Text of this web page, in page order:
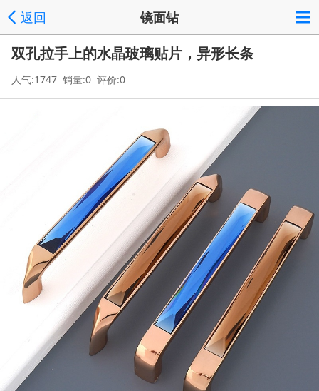
返回 镜面钻
双孔拉手上的水晶玻璃贴片，异形长条
人气:1747 销量:0 评价:0